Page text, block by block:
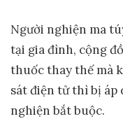
Người nghiện ma
tại gia đình, cộng
thuốc thay thế mà
sát điện tử thì bị áp
nghiện bắt buộc.